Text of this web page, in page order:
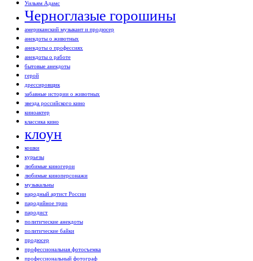
Уильям Адамс
Черноглазые горошины
американский музыкант и продюсер
анекдоты о животных
анекдоты о профессиях
анекдоты о работе
бытовые анекдоты
герой
дрессировщик
забавные истории о животных
звезда российского кино
киноактер
классика кино
клоун
кошки
курьезы
любимые киногерои
любимые киноперсонажи
музыкальны
народный артист России
пародийное трио
пародист
политические анекдоты
политические байки
продюсер
профессиональная фотосъемка
профессиональный фотограф